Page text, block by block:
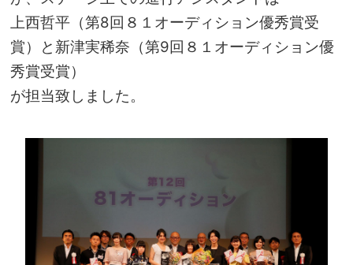
上西哲平 （第8回８１オーディション優秀賞受
賞）と 新津実稀奈 （第9回８１オーディション優
秀賞受賞）
が担当致しました。